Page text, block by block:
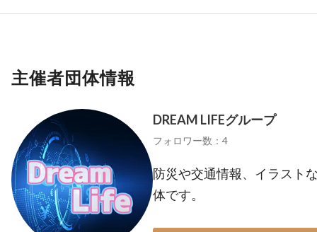
主催者団体情報
DREAM LIFEグループ
フォロワー数：4
防災や交通情報、イラスト
体です。